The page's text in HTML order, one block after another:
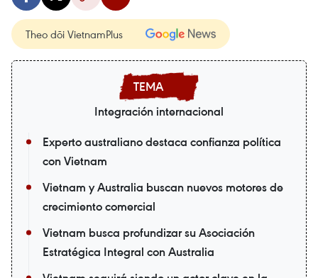
Theo dõi VietnamPlus
Integración internacional
Experto australiano destaca confianza política
con Vietnam
Vietnam y Australia buscan nuevos motores de
crecimiento comercial
Vietnam busca profundizar su Asociación
Estratégica Integral con Australia